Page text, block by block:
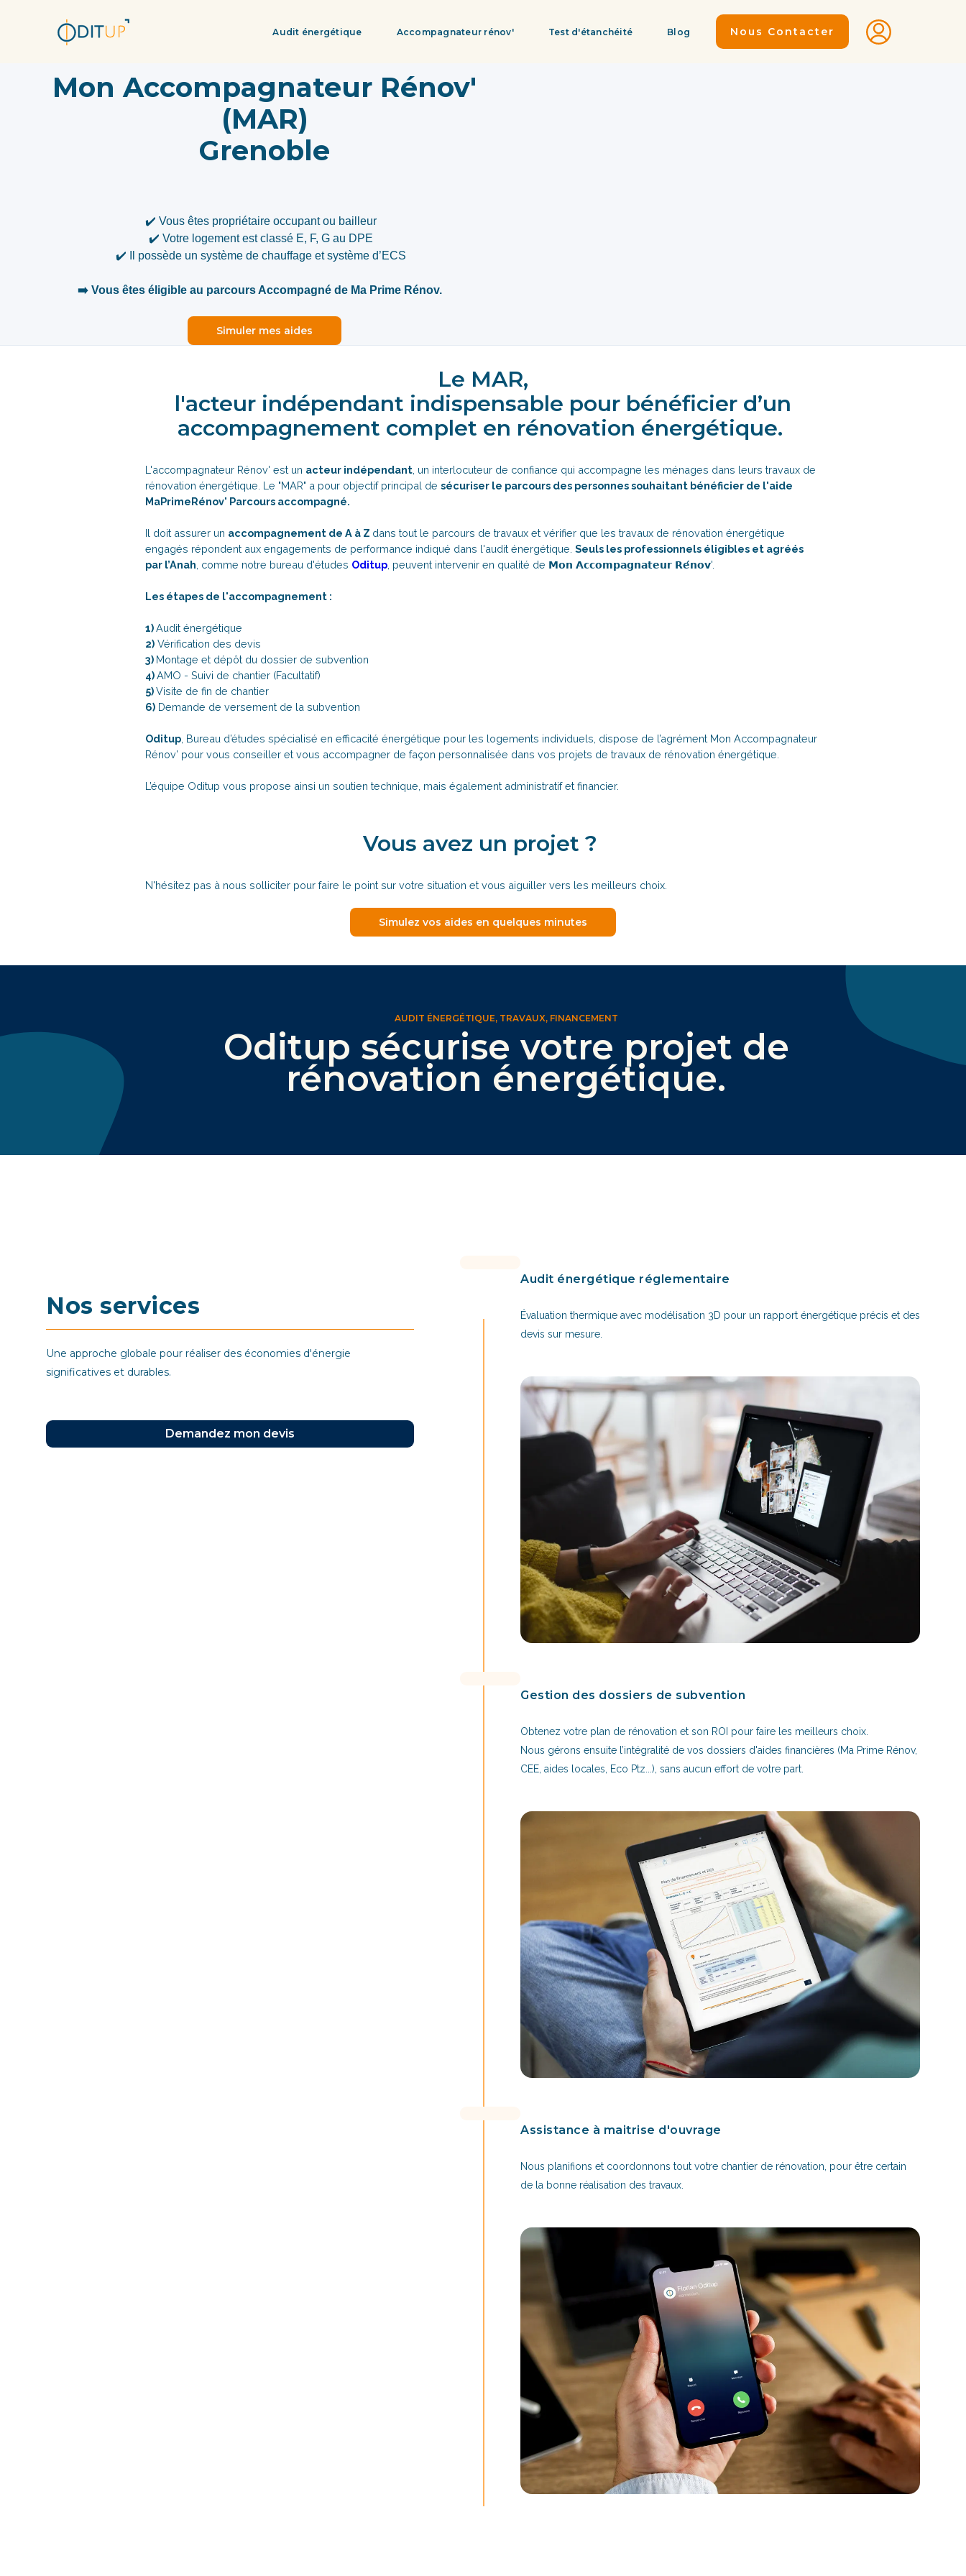
Audit énergétique Accompagnateur rénov' Test d'étanchéité Blog Nous Contacter
Mon Accompagnateur Rénov'
(MAR)
Grenoble
✔️ Vous êtes propriétaire occupant ou bailleur
✔️ Votre logement est classé E, F, G au DPE
✔️ Il possède un système de chauffage et système d’ECS
➡️ Vous êtes éligible au parcours Accompagné de Ma Prime Rénov.
Simuler mes aides
Le MAR,
l'acteur indépendant indispensable pour bénéficier d’un
accompagnement complet en rénovation énergétique.
L'accompagnateur Rénov' est un acteur indépendant , un interlocuteur de confiance qui accompagne les ménages dans leurs travaux de
rénovation énergétique. Le "MAR" a pour objectif principal de sécuriser le parcours des personnes souhaitant bénéficier de l'aide
MaPrimeRénov' Parcours accompagné.
Il doit assurer un accompagnement de A à Z dans tout le parcours de travaux et vérifier que les travaux de rénovation énergétique
engagés répondent aux engagements de performance indiqué dans l'audit énergétique. Seuls les professionnels éligibles et agréés
par l’Anah , comme notre bureau d'études Oditup , peuvent intervenir en qualité de 𝗠𝗼𝗻 𝗔𝗰𝗰𝗼𝗺𝗽𝗮𝗴𝗻𝗮𝘁𝗲𝘂𝗿 𝗥𝗲́𝗻𝗼𝘃'.
Les étapes de l'accompagnement :
1)Audit énergétique
2) Vérification des devis
3) Montage et dépôt du dossier de subvention
4)AMO - Suivi de chantier (Facultatif)
5)Visite de fin de chantier
6) Demande de versement de la subvention
Oditup , Bureau d’études spécialisé en efficacité énergétique pour les logements individuels, dispose de l’agrément Mon Accompagnateur
Rénov’ pour vous conseiller et vous accompagner de façon personnalisée dans vos projets de travaux de rénovation énergétique.
L’équipe Oditup vous propose ainsi un soutien technique, mais également administratif et financier.
Vous avez un projet ?
N'hésitez pas à nous solliciter pour faire le point sur votre situation et vous aiguiller vers les meilleurs choix.
Simulez vos aides en quelques minutes
AUDIT ÉNERGÉTIQUE, TRAVAUX, FINANCEMENT
Oditup sécurise votre projet de
rénovation énergétique.
Nos services
Une approche globale pour réaliser des économies d'énergie
significatives et durables.
Demandez mon devis
Audit énergétique réglementaire
Évaluation thermique avec modélisation 3D pour un rapport énergétique précis et des
devis sur mesure.
Gestion des dossiers de subvention
Obtenez votre plan de rénovation et son ROI pour faire les meilleurs choix.
Nous gérons ensuite l’intégralité de vos dossiers d'aides financières (Ma Prime Rénov,
CEE, aides locales, Eco Ptz...), sans aucun effort de votre part.
Assistance à maitrise d'ouvrage
Nous planifions et coordonnons tout votre chantier de rénovation, pour être certain
de la bonne réalisation des travaux.